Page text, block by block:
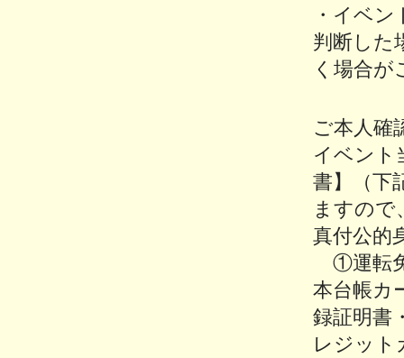
・イベ
判断した
く場合が
ご本人確
イベント
書】（下
ますので
真付公的
①運転
本台帳カ
録証明書
レジッ